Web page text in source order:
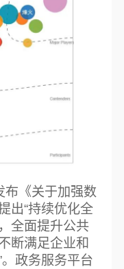
布《关于加强数
出“持续优化全
全面提升公共
断满足企业和
政务服务平台